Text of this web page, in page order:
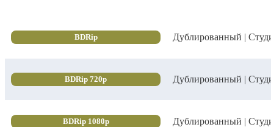
BDRip Дублированный |
BDRip 720p Дублированный |
BDRip 1080p Дублированный |